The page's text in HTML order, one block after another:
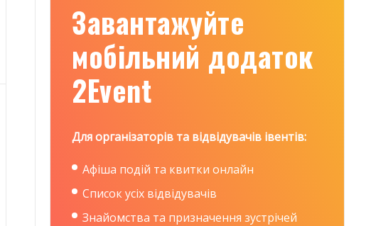
Завантажуйте
мобільний додаток
2Event
Для організаторів та відвідувачів івентів:
Афіша подій та квитки онлайн
Список усіх відвідувачів
Знайомства та призначення зустрічей